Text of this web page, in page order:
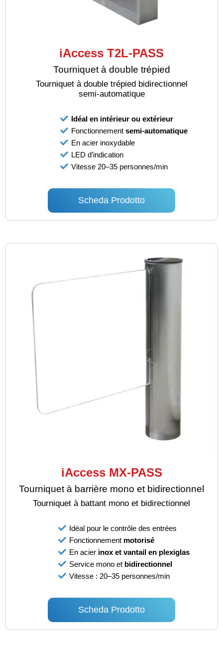
iAccess T2L-PASS
Tourniquet à double trépied
Tourniquet à double trépied bidirectionnel
semi-automatique
Idéal en intérieur ou extérieur
Fonctionnement semi-automatique
En acier inoxydable
LED d’indication
Vitesse 20–35 personnes/min
Scheda Prodotto
iAccess MX-PASS
Tourniquet à barrière mono et bidirectionnel
Tourniquet à battant mono et bidirectionnel
Idéal pour le contrôle des entrées
Fonctionnement motorisé
En acier inox et vantail en plexiglas
Service mono et bidirectionnel
Vitesse : 20–35 personnes/min
Scheda Prodotto